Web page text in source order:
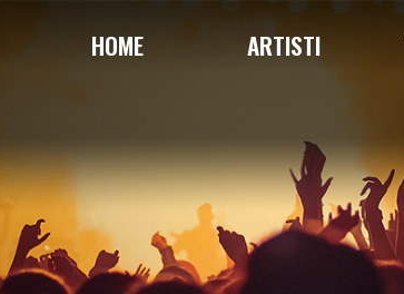
HOME ARTISTI